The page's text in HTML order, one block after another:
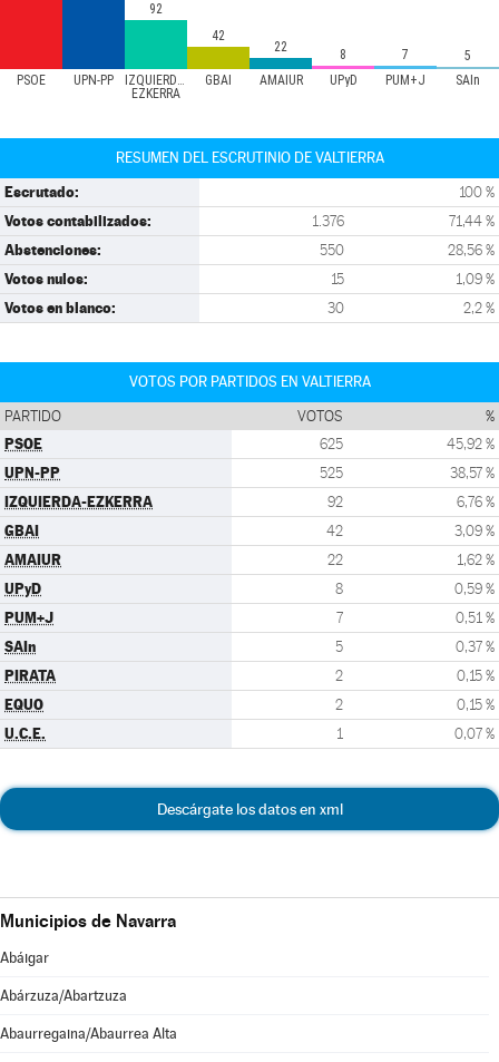
PSOE UPN-PP
IZQUIERDA-
EZKERRA
GBAI AMAIUR UPyD PUM+J SAIn
92
42
22 8 7 5
RESUMEN DEL ESCRUTINIO DE VALTIERRA
Escrutado: 100 %
Votos contabilizados: 1.376 71,44 %
Abstenciones: 550 28,56 %
Votos nulos: 15 1,09 %
Votos en blanco: 30 2,2 %
VOTOS POR PARTIDOS EN VALTIERRA
PARTIDO VOTOS %
PSOE 625 45,92 %
UPN-PP 525 38,57 %
IZQUIERDA-EZKERRA 92 6,76 %
GBAI 42 3,09 %
AMAIUR 22 1,62 %
UPyD 8 0,59 %
PUM+J 7 0,51 %
SAIn 5 0,37 %
PIRATA 2 0,15 %
EQUO 2 0,15 %
U.C.E. 1 0,07 %
Descárgate los datos en xml
Municipios de Navarra
Abáigar
Abárzuza/Abartzuza
Abaurregaina/Abaurrea Alta